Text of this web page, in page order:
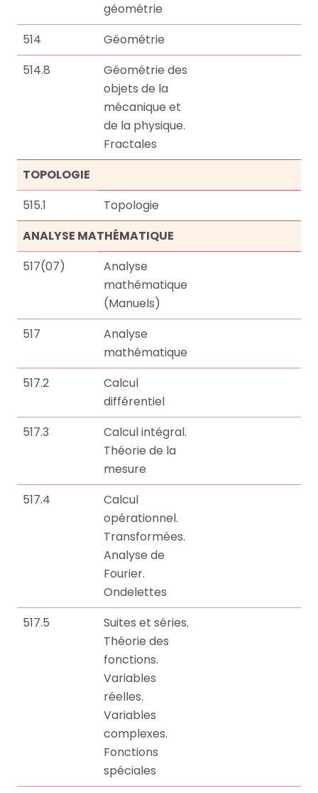
géométrie
514
Géométrie
514.8
Géométrie des
objets de la
mécanique et
de la physique.
Fractales
TOPOLOGIE
515.1
Topologie
ANALYSE MATHÉMATIQUE
517(07)
Analyse
mathématique
(Manuels)
517
Analyse
mathématique
517.2
Calcul
différentiel
517.3
Calcul intégral.
Théorie de la
mesure
517.4
Calcul
opérationnel.
Transformées.
Analyse de
Fourier.
Ondelettes
517.5
Suites et séries.
Théorie des
fonctions.
Variables
réelles.
Variables
complexes.
Fonctions
spéciales